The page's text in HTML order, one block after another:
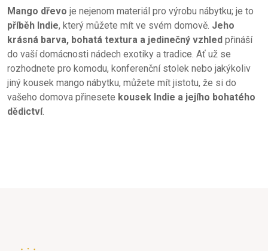
Mango dřevo je nejenom materiál pro výrobu nábytku; je to
příběh Indie, který můžete mít ve svém domově. Jeho
krásná barva, bohatá textura a jedinečný vzhled přináší
do vaší domácnosti nádech exotiky a tradice. Ať už se
rozhodnete pro komodu, konferenční stolek nebo jakýkoliv
jiný kousek mango nábytku, můžete mít jistotu, že si do
vašeho domova přinesete kousek Indie a jejího bohatého
dědictví.